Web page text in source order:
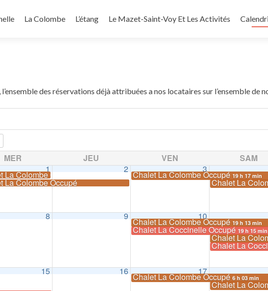
La Colombe L’étang Le Mazet-Saint-Voy Et Les Activités
des réservations déjà attribuées a nos locataires sur l’ensemble de
MER JEU VEN SAM
1
La Colombe Occupé
La Colombe Occupé
2 3
Chalet La Colombe Occupé19 h 17 min
Chalet La
8 9 10
Chalet La Colombe Occupé19 h 13 min
Chalet La Coccinelle Occupé19 h 15 min
Chalet La
Chalet La
15 16 17
Chalet La Colombe Occupé6 h 03 min
Chalet La